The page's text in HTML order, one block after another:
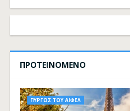
ΠΡΟΤΕΙΝΟΜΕΝΟ
ΠΥΡΓΟΣ ΤΟΥ ΑΙΦΕΛ